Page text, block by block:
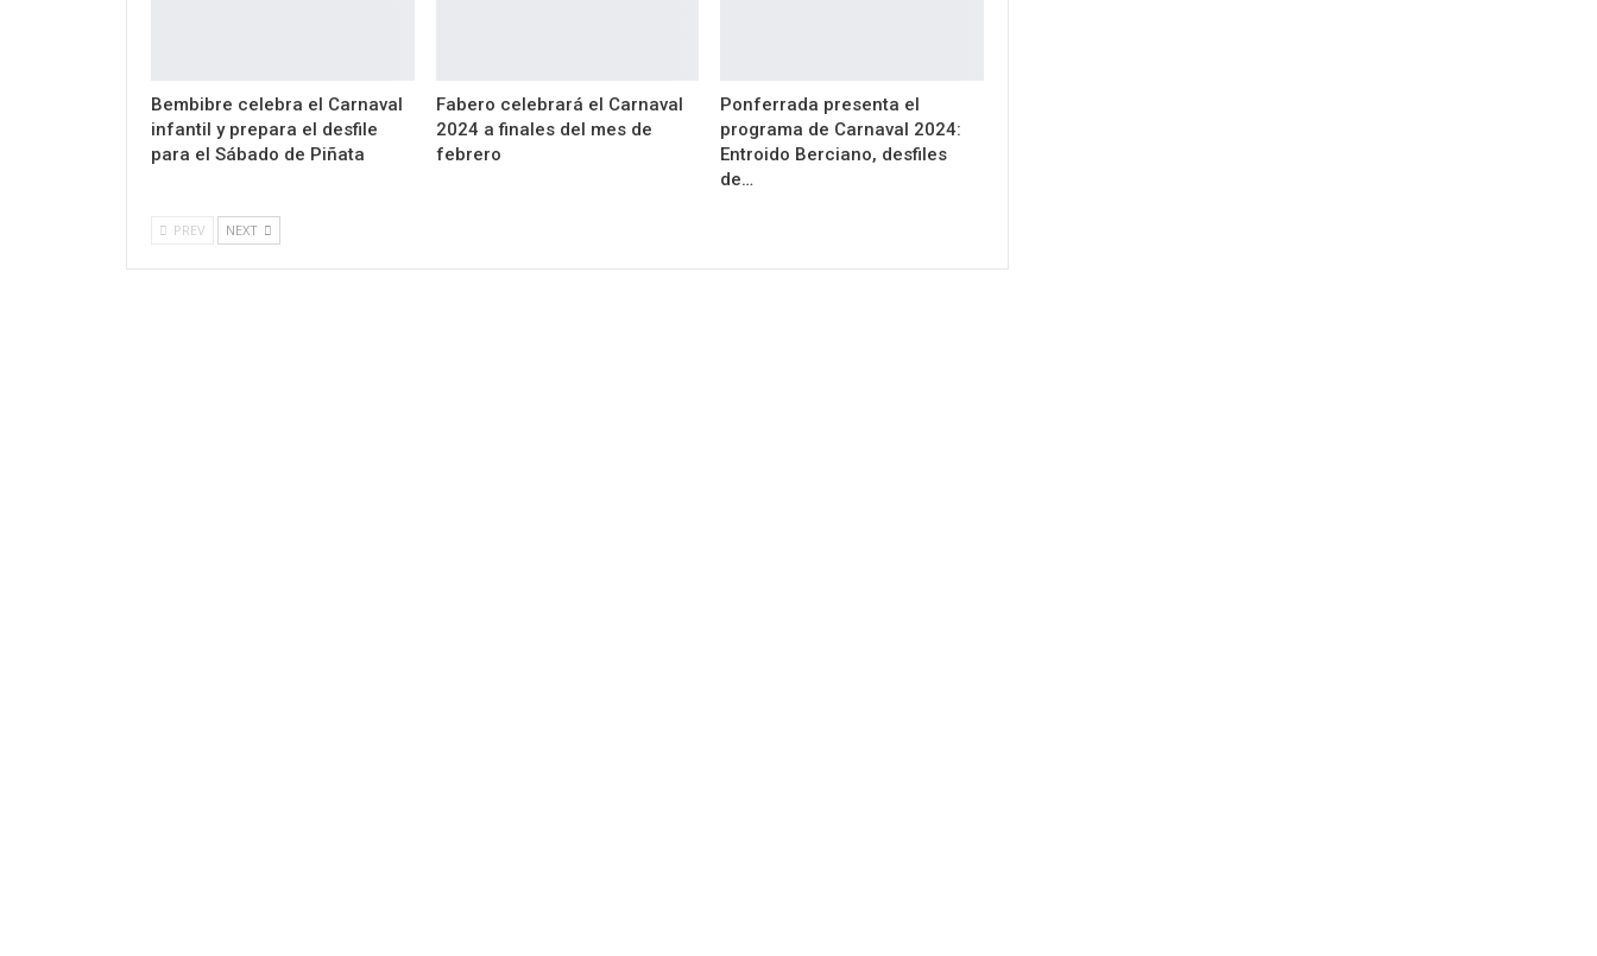
Bembibre celebra el Carnaval
infantil y prepara el desfile
para el Sábado de Piñata
Fabero celebrará el Carnaval
2024 a finales del mes de
febrero
Ponferrada presenta el
programa de Carnaval 2024:
Entroido Berciano, desfiles
de…
PREV NEXT